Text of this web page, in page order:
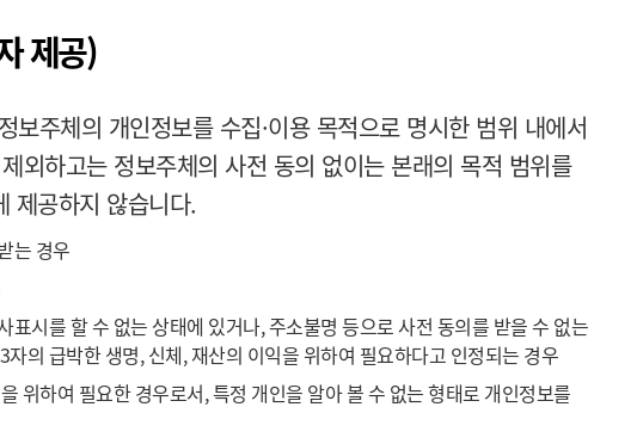
제공)
보주체의 개인정보를 수집·이용 목적으로 명시한 범위 내에서
외하고는 정보주체의 사전 동의 없이는 본래의 목적 범위를
제공하지 않습니다.
는 경우
시를 할 수 없는 상태에 있거나, 주소불명 등으로 사전 동의를 받을 수 없는
의 급박한 생명, 신체, 재산의 이익을 위하여 필요하다고 인정되는 경우
위하여 필요한 경우로서, 특정 개인을 알아 볼 수 없는 형태로 개인정보를